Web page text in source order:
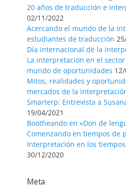
20 años de traducción e
02/11/2022
Acercando el mundo de la
estudiantes de traducción
Día internacional de la
La interpretación en el
mundo de oportunidades
Mitos, realidades y
mercados de la
Smarterp: Entrevista a
19/04/2021
Bootheando en «Don de
Comenzando en tiempos de
Interpretación en los
30/12/2020
Meta